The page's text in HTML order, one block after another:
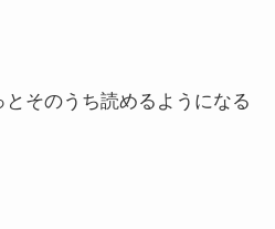
とそのうち読めるようになる